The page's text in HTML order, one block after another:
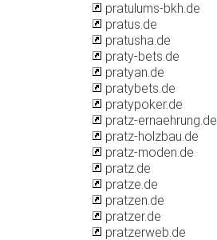
pratulums-bkh.de
pratus.de
pratusha.de
praty-bets.de
pratyan.de
pratybets.de
pratypoker.de
pratz-ernaehrung.de
pratz-holzbau.de
pratz-moden.de
pratz.de
pratze.de
pratzen.de
pratzer.de
pratzerweb.de